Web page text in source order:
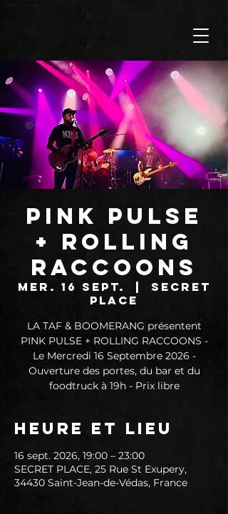
PINK PULSE
+ ROLLING
RACCOONS
mer. 16 sept.
SECRET
PLACE
LA TAF & BOOMERANG présentent
PINK PULSE + ROLLING RACCOONS -
Le Mercredi 16 Septembre 2026 -
Ouverture des portes, du bar et du
foodtruck à 19h - Prix libre
Heure et lieu
16 sept. 2026, 19:00 – 23:00
SECRET PLACE, 25 Rue St Exupery,
34430 Saint-Jean-de-Védas, France